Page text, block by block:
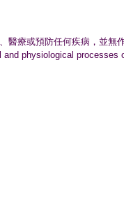
醫療或預防任何疾病，並無
physiological processes